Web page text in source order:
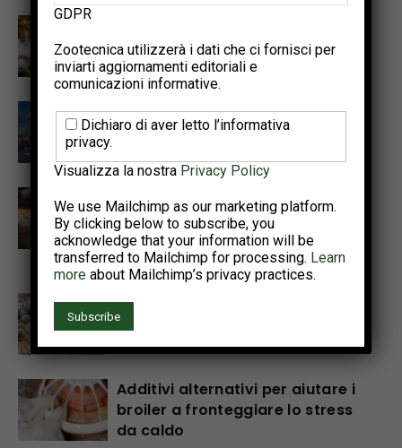
avicola per soddisfare il
fabbisogno proteico del 2050
Punti salienti dell’Annual Meeting
PSA e del World Poultry
Il progetto Interreg NWE
OMELETTE illustra un percorso
pratico per cicli di produzione di
uova più lunghi e più sani
Tecnologie di precisione per
rilevare le patologie enteriche
nel pollo da carne
Additivi alternativi per aiutare i
broiler a fronteggiare lo stress
da caldo
GDPR
Zootecnica utilizzerà i dati che ci fornisci per
inviarti aggiornamenti editoriali e
comunicazioni informative.
Dichiaro di aver letto l’informativa
privacy.
Visualizza la nostra Privacy Policy
We use Mailchimp as our marketing platform.
By clicking below to subscribe, you
acknowledge that your information will be
transferred to Mailchimp for processing. Learn
more about Mailchimp’s privacy practices.